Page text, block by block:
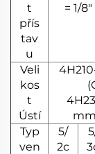
t
přís
tav
u
= 1/8"
Veli
kos
t
Ústí
Typ
ven
5/
2c